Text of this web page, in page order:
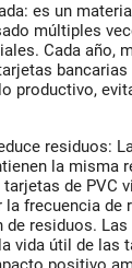
es un
múltiples
Cada año,
productivo,
residuos:
la misma
de PVC
frecuencia de
de residuos.
vida útil de las